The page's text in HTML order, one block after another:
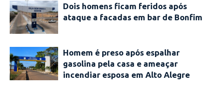
Dois homens ficam feridos após
ataque a facadas em bar de Bonfim
Homem é preso após espalhar
gasolina pela casa e ameaçar
incendiar esposa em Alto Alegre